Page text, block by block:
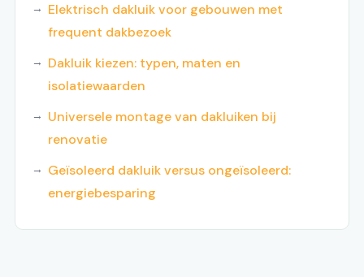
Elektrisch dakluik voor gebouwen met
frequent dakbezoek
Dakluik kiezen: typen, maten en
isolatiewaarden
Universele montage van dakluiken bij
renovatie
Geïsoleerd dakluik versus ongeïsoleerd:
energiebesparing